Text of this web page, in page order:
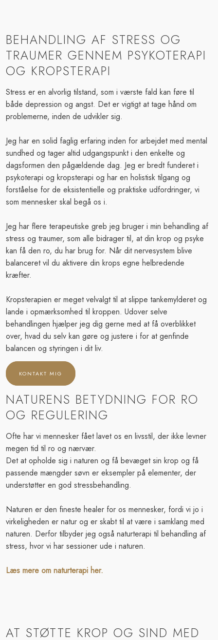
BEHANDLING AF STRESS OG
TRAUMER GENNEM PSYKOTERAPI
OG KROPSTERAPI
Stress er en alvorlig tilstand, som i værste fald kan føre til
både depression og angst. Det er vigtigt at tage hånd om
problemerne, inden de udvikler sig.
Jeg har en solid faglig erfaring inden for arbejdet med mental
sundhed og tager altid udgangspunkt i den enkelte og
dagsformen den pågældende dag. Jeg er bredt funderet i
psykoterapi ogkropsterapi og har en holistisk tilgang og
forståelse for de eksistentielle og praktiske udfordringer, vi
som mennesker skal begå os i.
Jeg har flere terapeutiske greb jeg bruger i min behandling af
stress og traumer, som alle bidrager til, at din krop og psyke
kan få den ro, du har brug for. Når dit nervesystem blive
balanceret vil du aktivere din krops egne helbredende
kræfter.
Kropsterapien er meget velvalgt til at slippe tankemylderet og
lande i opmærksomhed til kroppen. Udover selve
behandlingen hjælper jeg dig gerne med at få overblikket
over, hvad du selv kan gøre og justere i for at genfinde
balancen og styringen i dit liv.
​KONTAKT MIG
NATURENS BETYDNING FOR RO
OG REGULERING
Ofte har vi mennesker fået lavet os en livsstil, der ikke levner
megen tid til ro og nærvær.
​Det at opholde sig i naturen og få bevæget sin krop og få
passende mængder søvn er eksempler på elementer, der
understøtter en god stressbehandling.
​Naturen er den fineste healer for os mennesker, fordi vi jo i
virkeligheden er natur og er skabt til at være i samklang med
naturen. Derfor tilbyder jeg ogsånaturterapi til behandling af
stress, hvor vi har sessioner ude i naturen.
Læs mere om naturterapi her.
AT STØTTE KROP OG SIND MED